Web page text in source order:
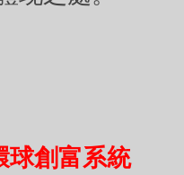
球創富系統